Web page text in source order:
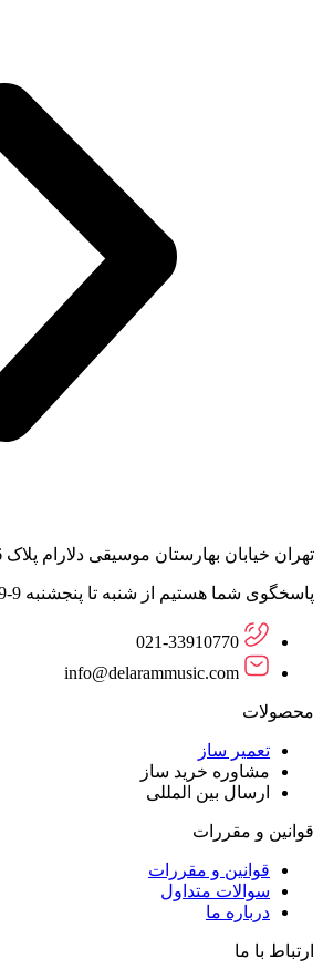
تهران خیابان بهارستان موسیقی دلارام پلاک 66
پاسخگوی شما هستیم از شنبه تا پنجشنبه 9-19
021-33910770
info@delarammusic.com
محصولات
تعمیر ساز
مشاوره خرید ساز
ارسال بین المللی
قوانین و مقررات
قوانین و مقررات
سوالات متداول
درباره ما
ارتباط با ما